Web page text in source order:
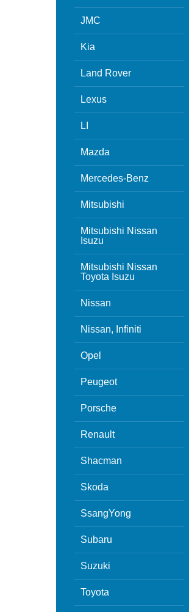
JMC
Kia
Land Rover
Lexus
LI
Mazda
Mercedes-Benz
Mitsubishi
Mitsubishi Nissan
Isuzu
Mitsubishi Nissan
Toyota Isuzu
Nissan
Nissan, Infiniti
Opel
Peugeot
Porsche
Renault
Shacman
Skoda
SsangYong
Subaru
Suzuki
Toyota